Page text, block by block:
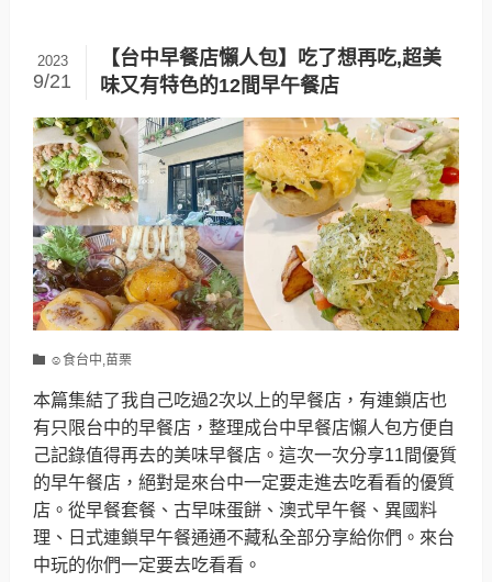
【台中早餐店懶人包】吃了想再吃,超美
味又有特色的12間早午餐店
2023
9/21
☺食台中,苗栗
本篇集結了我自己吃過2次以上的早餐店，有連鎖店也
有只限台中的早餐店，整理成台中早餐店懶人包方便自
己記錄值得再去的美味早餐店。這次一次分享11間優質
的早午餐店，絕對是來台中一定要走進去吃看看的優質
店。從早餐套餐、古早味蛋餅、澳式早午餐、異國料
理、日式連鎖早午餐通通不藏私全部分享給你們。來台
中玩的你們一定要去吃看看。